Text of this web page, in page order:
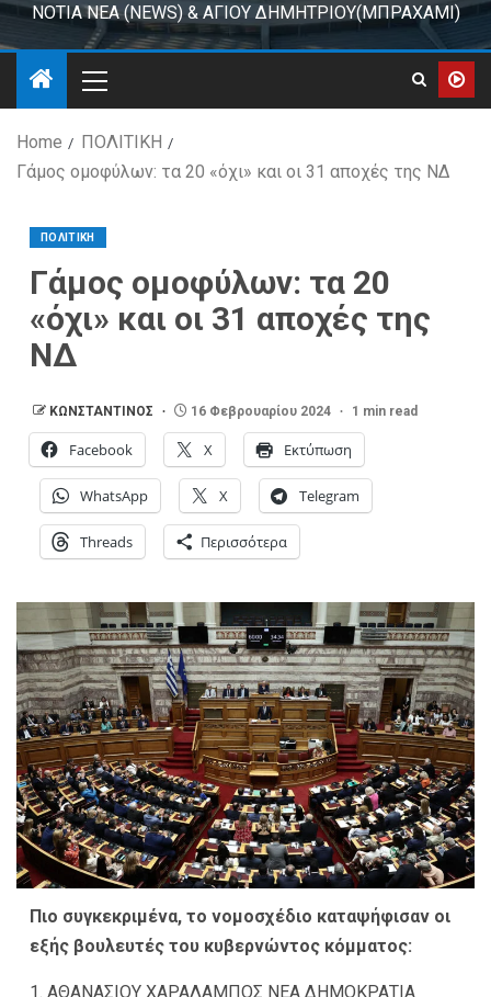
ΝΟΤΙΑ ΝΕΑ (NEWS) & ΑΓΙΟΥ ΔΗΜΗΤΡΙΟΥ(ΜΠΡΑΧΑΜΙ)
Home
ΠΟΛΙΤΙΚΗ
Γάμος ομοφύλων: τα 20 «όχι» και οι 31 αποχές της ΝΔ
ΠΟΛΙΤΙΚΗ
Γάμος ομοφύλων: τα 20
«όχι» και οι 31 αποχές της
ΝΔ
ΚΩΝΣΤΑΝΤΙΝΟΣ 16 Φεβρουαρίου 2024 1 min read
Facebook X Εκτύπωση
WhatsApp X Telegram
Threads Περισσότερα
Πιο συγκεκριμένα, το νομοσχέδιο καταψήφισαν οι
εξής βουλευτές του κυβερνώντος κόμματος:
1. ΑΘΑΝΑΣΙΟΥ ΧΑΡΑΛΑΜΠΟΣ ΝΕΑ ΔΗΜΟΚΡΑΤΙΑ